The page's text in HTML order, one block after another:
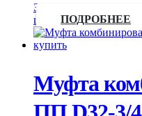
Запросить
цену
ПОДРОБНЕЕ
Муфта